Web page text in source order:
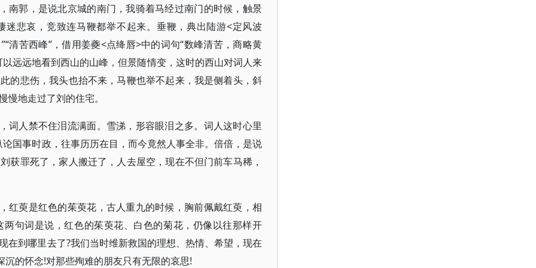
南郭，是说北京城的南门，我骑着马经过南门的时候，触景
悲哀，竞致连马鞭都举不起来。垂鞭，典出陆游<定风波
清苦西峰”，借用姜夔<点绛唇>中的词句“数峰清苦，商略黄
远远地看到西山的山峰，但景随情变，这时的西山对词人来
的悲伤，我头也抬不来，马鞭也举不起来，我是侧着头，斜
地走过了刘的住宅。
词人禁不住泪流满面。雪涕，形容眼泪之多。词人这时心里
国事时政，往事历历在目，而今竟然人事全非。倍倍，是说
获罪死了，家人搬迁了，人去屋空，现在不但门前车马稀，
红萸是红色的茱萸花，古人重九的时候，胸前佩戴红萸，相
句词是说，红色的茱萸花、白色的菊花，仍像以往那样开
在到哪里去了?我们当时维新救国的理想、热情、希望，现在
的怀念!对那些殉难的朋友只有无限的哀思!